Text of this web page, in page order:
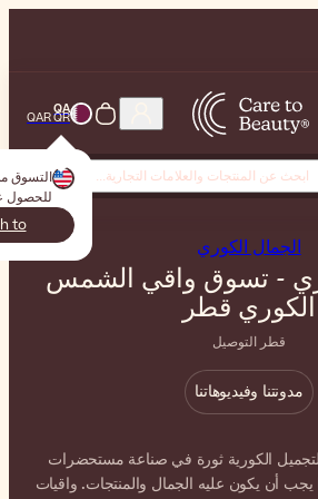
QAR
التسوق منUSA? انتقل إلى متجرك المحلي
للحصول على تجربة أفضل!
ابق هنا